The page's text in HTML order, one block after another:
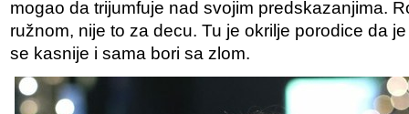
mogao da trijumfuje nad svojim predskazanjima.
ružnom, nije to za decu. Tu je okrilje porodice da
se kasnije i sama bori sa zlom.